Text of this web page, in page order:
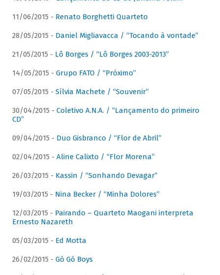
11/06/2015 - Renato Borghetti Quarteto
28/05/2015 - Daniel Migliavacca / “Tocando à vontade”
21/05/2015 - Lô Borges / “Lô Borges 2003-2013”
14/05/2015 - Grupo FATO / “Próximo”
07/05/2015 - Sílvia Machete / “Souvenir”
30/04/2015 - Coletivo A.N.A. / “Lançamento do primeiro
CD”
09/04/2015 - Duo Gisbranco / “Flor de Abril”
02/04/2015 - Aline Calixto / “Flor Morena”
26/03/2015 - Kassin / “Sonhando Devagar”
19/03/2015 - Nina Becker / “Minha Dolores”
12/03/2015 - Pairando – Quarteto Maogani interpreta
Ernesto Nazareth
05/03/2015 - Ed Motta
26/02/2015 - Gó Gó Boys